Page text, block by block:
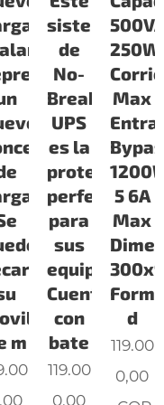
m
sistema
de
No-
Break
UPS
es la
proteccion
perfecta
para
sus
equipos
Cuenta
con
bate
119.00
0,00
250W
Max
5 6A
Max
d
119.00
0,00